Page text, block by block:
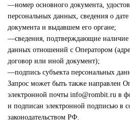
—номер основного документа,
персональных данных, сведения о
документа и выдавшем его органе;
—сведения, подтверждающие наличие
данных отношений с Оператором
договор или иной документ);
—подпись субъекта персональных
Запрос может быть также направлен
электронной почты info@rombit.ru в
и подписан электронной подписью в
законодательством РФ.